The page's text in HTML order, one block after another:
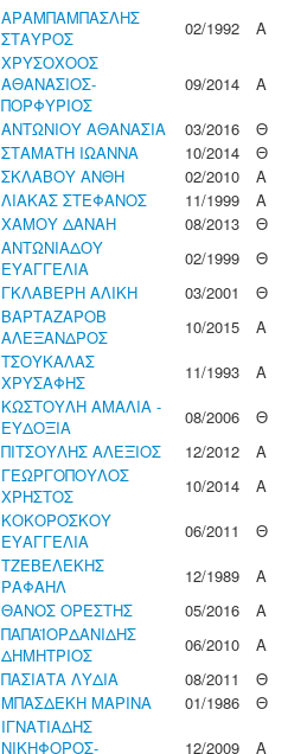
ΑΡΑΜΠΑΜΠΑΣΛΗΣ
ΣΤΑΥΡΟΣ
02/1992 Α
ΧΡΥΣΟΧΟΟΣ
ΑΘΑΝΑΣΙΟΣ-
ΠΟΡΦΥΡΙΟΣ
09/2014
Α
ΑΝΤΩΝΙΟΥ ΑΘΑΝΑΣΙΑ 03/2016
Θ
ΣΤΑΜΑΤΗ ΙΩΑΝΝΑ 10/2014
Θ
ΣΚΛΑΒΟΥ ΑΝΘΗ 02/2010
Α
ΛΙΑΚΑΣ ΣΤΕΦΑΝΟΣ 11/1999
Α
ΧΑΜΟΥ ΔΑΝΑΗ 08/2013
Θ
ΑΝΤΩΝΙΑΔΟΥ
ΕΥΑΓΓΕΛΙΑ
02/1999
Θ
ΓΚΛΑΒΕΡΗ ΑΛΙΚΗ 03/2001
Θ
ΒΑΡΤΑΖΑΡΟΒ
ΑΛΕΞΑΝΔΡΟΣ
10/2015
Α
ΤΣΟΥΚΑΛΑΣ
ΧΡΥΣΑΦΗΣ
11/1993
Α
ΚΩΣΤΟΥΛΗ ΑΜΑΛΙΑ -
ΕΥΔΟΞΙΑ
08/2006
Θ
ΠΙΤΣΟΥΛΗΣ ΑΛΕΞΙΟΣ 12/2012
Α
ΓΕΩΡΓΟΠΟΥΛΟΣ
ΧΡΗΣΤΟΣ
10/2014
Α
ΚΟΚΟΡΟΣΚΟΥ
ΕΥΑΓΓΕΛΙΑ
06/2011
Θ
ΤΖΕΒΕΛΕΚΗΣ
ΡΑΦΑΗΛ
12/1989
Α
ΘΑΝΟΣ ΟΡΕΣΤΗΣ 05/2016
Α
ΠΑΠΑΪΟΡΔΑΝΙΔΗΣ
ΔΗΜΗΤΡΙΟΣ
06/2010
Α
ΠΑΣΙΑΤΑ ΛΥΔΙΑ 08/2011
Θ
ΜΠΑΣΔΕΚΗ ΜΑΡΙΝΑ 01/1986
Θ
ΙΓΝΑΤΙΑΔΗΣ
ΝΙΚΗΦΟΡΟΣ-
12/2009
Α